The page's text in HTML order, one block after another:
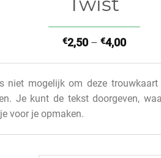
€2,50– €4,00
niet mogelijk om deze
Je kunt de tekst doorgeven,
voor je opmaken.